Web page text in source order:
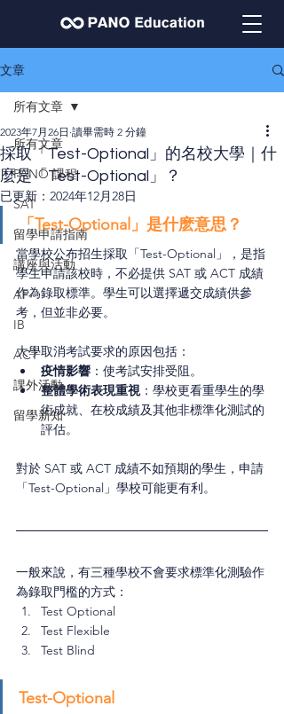
文章
所有文章
PANO 課程
SAT
留學申請指南
講座與活動
AP
IB
ACT
課外活動
留學新知
所有文章
採取「Test-Optional」的名校大學｜什
麼是「Test-Optional」？
2023年7月26日 讀畢需時 2 分鐘
已更新： 2024年12月28日
「Test-Optional」是什麽意思？
當學校公布招生採取「Test-Optional」，是指
學生申請該校時，不必提供 SAT 或 ACT 成績
作為錄取標準。學生可以選擇遞交成績供參
考，但並非必要。
大學取消考試要求的原因包括：
疫情影響 ：使考試安排受阻。
整體學術表現重視：學校更看重學生的學
術成就、在校成績及其他非標準化測試的
評估。
對於 SAT 或 ACT 成績不如預期的學生，申請
「Test-Optional」學校可能更有利。
一般來說，有三種學校不會要求標準化測驗作
為錄取門檻的方式：
Test Optional
Test Flexible
Test Blind
Test-Optional